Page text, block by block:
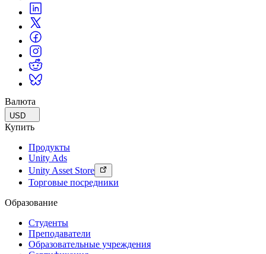
Валюта
USD
Купить
Продукты
Unity Ads
Unity Asset Store
Торговые посредники
Образование
Студенты
Преподаватели
Образовательные учреждения